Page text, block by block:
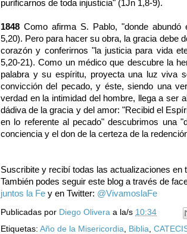
purificarnos de toda injusticia" (1Jn 1,8-9).
1848 Como afirma S. Pablo, "donde abundó
5,20). Pero para hacer su obra, la gracia debe
corazón y conferirnos "la justicia para vida
5,20-21). Como un médico que descubre la
palabra y su espíritu, proyecta una luz viva
convicción del pecado, y éste, siendo una
verdad en la intimidad del hombre, llega a ser
dádiva de la gracia y del amor: "Recibid el
en lo referente al pecado" descubrimos una
conciencia y el don de la certeza de la
Suscribite y recibí todas las actualizaciones en
También podes seguir este blog a través de
juntos la Fe y en Twitter: @VivamoslaFe
Publicadas por Diego Olivera a la/s 10:34
Etiquetas: Año de la Misericordia, Biblia,